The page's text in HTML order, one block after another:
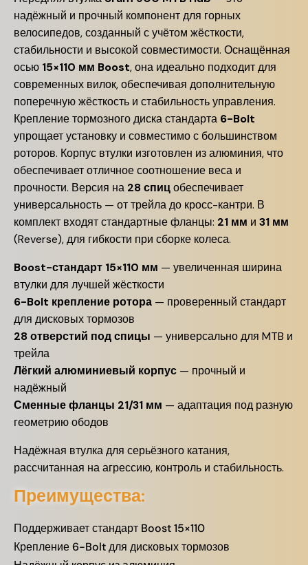
надёжный и прочный компонент для горных
велосипедов, созданный с учётом жёсткости,
стабильности и высокой совместимости. Оснащённая
осью 15×110 мм Boost, она идеально подходит для
современных вилок, обеспечивая дополнительную
поперечную жёсткость и стабильность управления.
Крепление тормозного диска стандарта 6-Bolt
упрощает установку и совместимо с большинством
роторов. Корпус втулки изготовлен из алюминия, что
обеспечивает отличное соотношение веса и
прочности. Версия на 28 спицобеспечивает
универсальность — от трейла до кросс-кантри. В
комплект входят стандартные фланцы: 21 мм и 31 мм
(Reverse), для гибкости при сборке колеса.
Boost-стандарт 15×110 мм — увеличенная ширина
втулки для лучшей жёсткости
6-Bolt крепление ротора — проверенный стандарт
для дисковых тормозов
28 отверстий под спицы — универсально для MTB и
трейла
Лёгкий алюминиевый корпус — прочный и
надёжный
Сменные фланцы 21/31 мм — адаптация под разную
геометрию ободов
Надёжная втулка для серьёзного катания,
рассчитанная на агрессию, контроль и стабильность.
Преимущества:
Поддерживает стандарт Boost 15×110
Крепление 6-Bolt для дисковых тормозов